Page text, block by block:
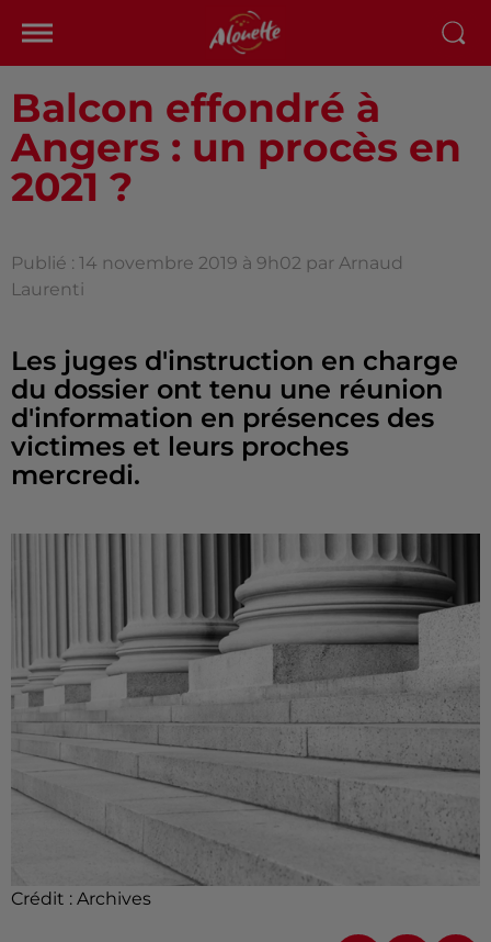
Balcon effondré à
Angers : un procès en
2021 ?
Publié : 14 novembre 2019 à 9h02 par Arnaud
Laurenti
Les juges d'instruction en charge
du dossier ont tenu une réunion
d'information en présences des
victimes et leurs proches
mercredi.
Crédit : Archives